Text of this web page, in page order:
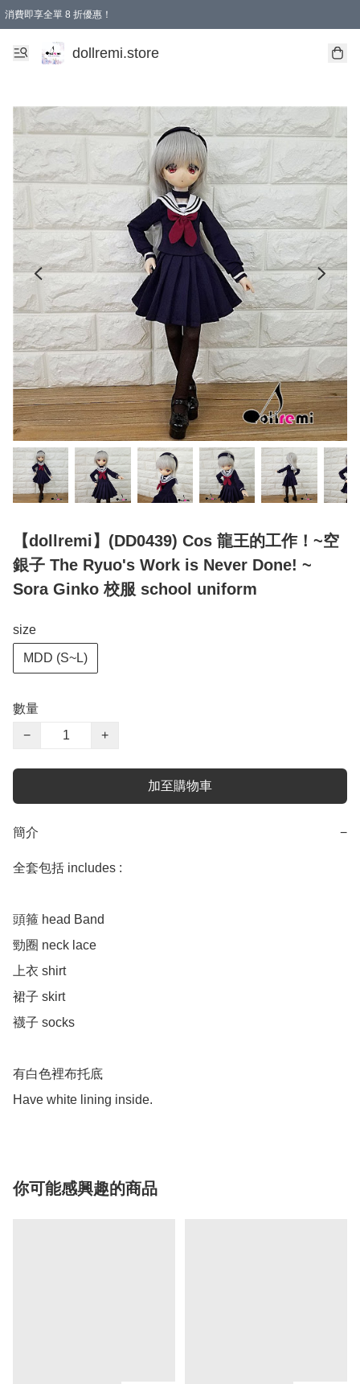
消費即享全單 8 折優惠！
購物滿 HKD 1500.00即享免運費優惠！（適用於 本地送貨、本地取貨、國際送貨 )
dollremi.store
【dollremi】(DD0439) Cos 龍王的工作！~空
銀子 The Ryuo's Work is Never Done! ~
Sora Ginko 校服 school uniform
size
MDD (S~L)
數量
−
+
加至購物車
簡介 −
全套包括 includes :
頭箍 head Band
勁圈 neck lace
上衣 shirt
裙子 skirt
襪子 socks
有白色裡布托底
你可能感興趣的商品